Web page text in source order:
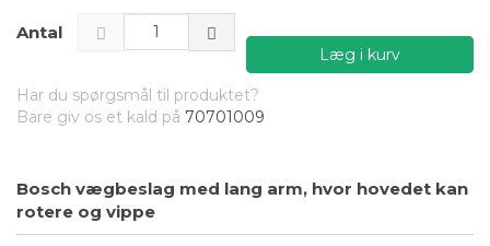
Antal
Læg i kurv
Har du spørgsmål til produktet?
Bare giv os et kald på 70701009
Bosch vægbeslag med lang arm, hvor hovedet kan
rotere og vippe